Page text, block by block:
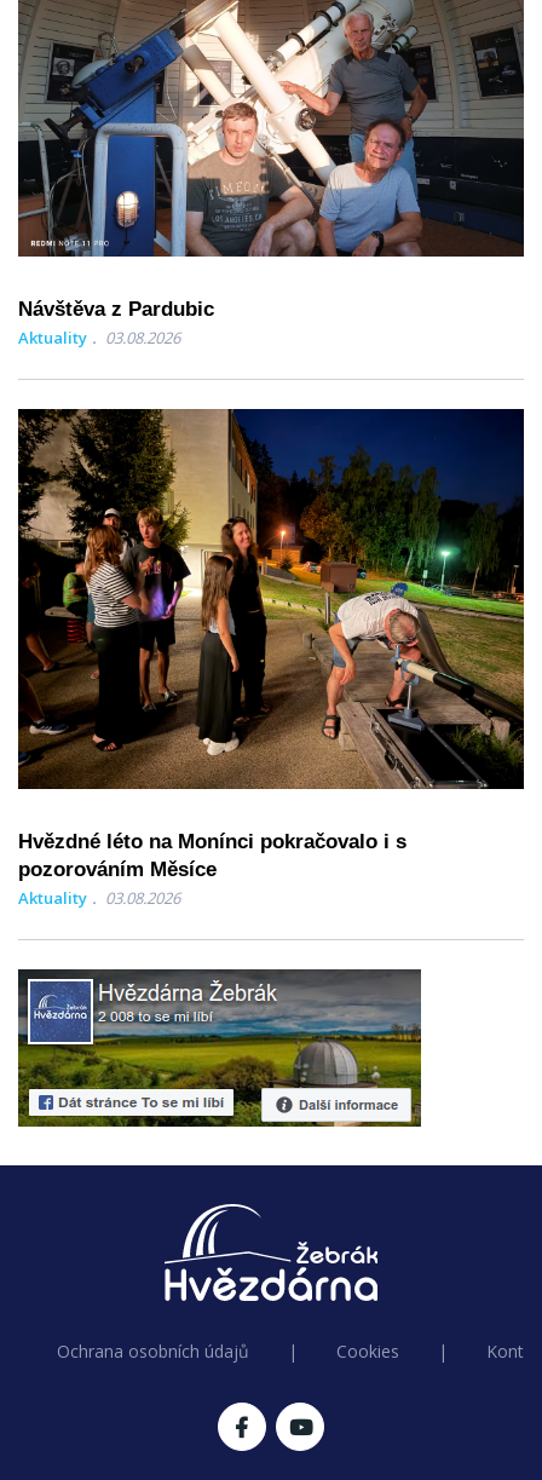
Návštěva z Pardubic
Aktuality 03.08.2026
Hvězdné léto na Monínci pokračovalo i s
pozorováním Měsíce
Aktuality 03.08.2026
Ochrana osobních údajů | Cookies |